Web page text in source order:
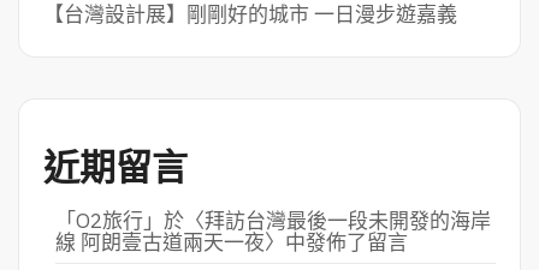
【台灣設計展】剛剛好的城市 一日漫步遊嘉義
近期留言
「O2旅行」於〈拜訪台灣最後一段未開發的海岸
線 阿朗壹古道兩天一夜〉中發佈了留言